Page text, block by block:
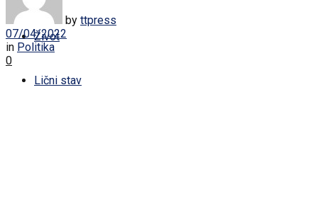
Život
Lični stav
by ttpress
07/04/2022
in Politika
0